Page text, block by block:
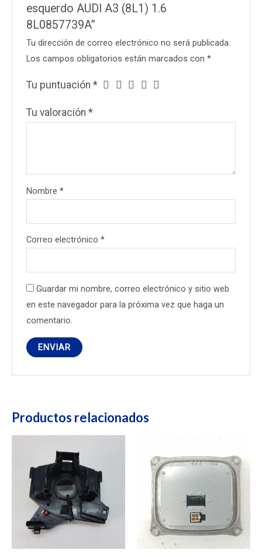
esquerdo AUDI A3 (8L1) 1.6
8L0857739A”
Tu dirección de correo electrónico no será publicada.
Los campos obligatorios están marcados con*
Tu puntuación*
Tu valoración*
Nombre*
Correo electrónico*
Guardar mi nombre, correo electrónico y sitio web
en este navegador para la próxima vez que haga un
comentario.
Productos relacionados